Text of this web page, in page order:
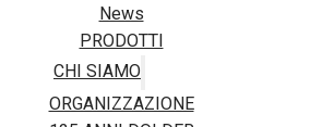
News
PRODOTTI
CHI SIAMO
ORGANIZZAZIONE